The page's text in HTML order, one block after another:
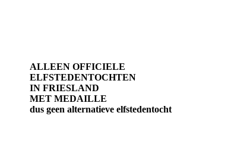
ALLEEN OFFICIELE
ELFSTEDENTOCHTEN
IN FRIESLAND
MET MEDAILLE
dus geen alternatieve elfstedentocht